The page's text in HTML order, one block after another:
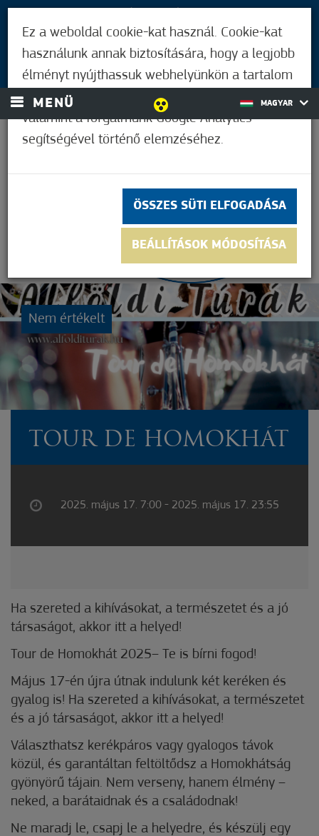
BEJELENTKEZÉS
MENÜ MAGYAR
Nem értékelt
TOUR DE HOMOKHÁT
2025. május 17. 7:00 - 2025. május 17. 23:55
Ha szereted a kihívásokat, a természetet és a jó
társaságot, akkor itt a helyed!
Tour de Homokhát 2025– Te is bírni fogod!
Május 17-én újra útnak indulunk két keréken és
gyalog is! Ha szereted a kihívásokat, a természetet
és a jó társaságot, akkor itt a helyed!
Választhatsz kerékpáros vagy gyalogos távok
közül, és garantáltan feltöltődsz a Homokhátság
gyönyörű tájain. Nem verseny, hanem élmény –
neked, a barátaidnak és a családodnak!
Ne maradj le, csapj le a helyedre, és készülj egy
Ez a weboldal cookie-kat használ. Cookie-kat
használunk annak biztosítására, hogy a legjobb
élményt nyújthassuk webhelyünkön a tartalom
és a hirdetések személyre szabásához,
valamint a forgalmunk Google Analytics
segítségével történő elemzéséhez.
ÖSSZES SÜTI ELFOGADÁSA
BEÁLLÍTÁSOK MÓDOSÍTÁSA